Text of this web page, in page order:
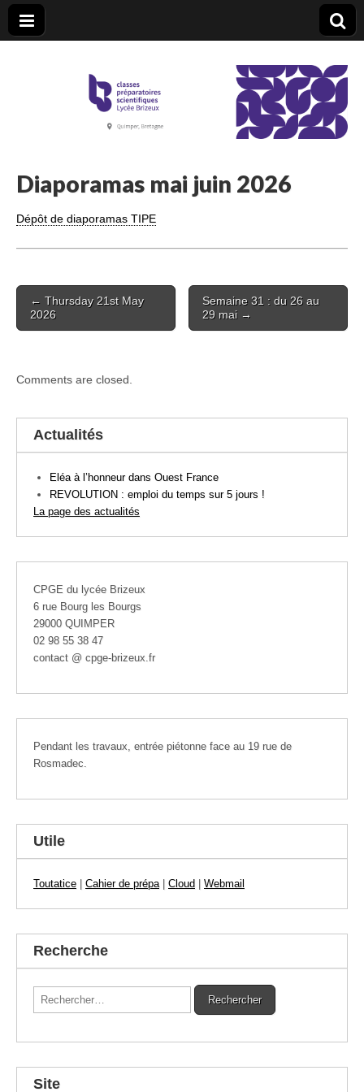
CPGE Brizeux
Diaporamas mai juin 2026
Dépôt de diaporamas TIPE
Post
navigation
← Thursday 21st May
2026
Semaine 31 : du 26 au
29 mai →
Comments are closed.
Actualités
Eléa à l’honneur dans Ouest France
REVOLUTION : emploi du temps sur 5 jours !
La page des actualités
CPGE du lycée Brizeux
6 rue Bourg les Bourgs
29000 QUIMPER
02 98 55 38 47
contact @ cpge-brizeux.fr
Pendant les travaux, entrée piétonne face au 19 rue de
Rosmadec.
Utile
Toutatice | Cahier de prépa | Cloud | Webmail
Recherche
Site